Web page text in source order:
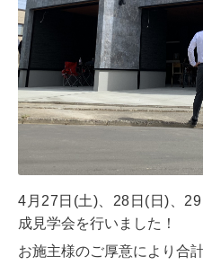
4月27日(土)、28日(日)、
成見学会を行いました！
お施主様のご厚意により合